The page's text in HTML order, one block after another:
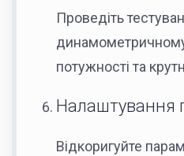
Проведіть
потужності та
Налаштування
Відкоригуйте